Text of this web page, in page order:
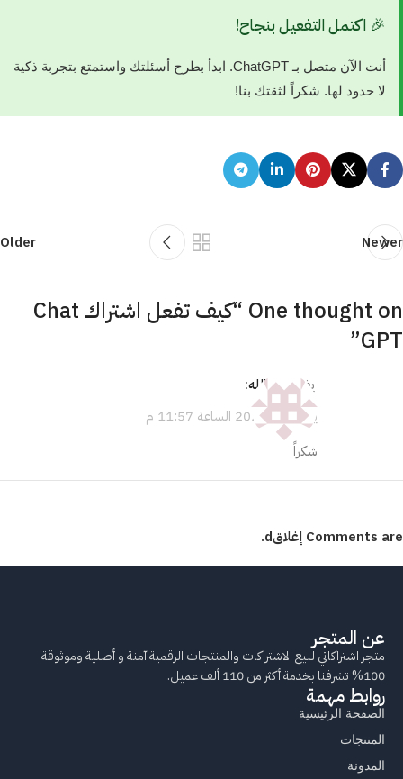
🎉 اكتمل التفعيل بنجاح!
أنت الآن متصل بـ ChatGPT. ابدأ بطرح أسئلتك واستمتع بتجربة ذكية
لا حدود لها. شكراً لثقتك بنا!
Newer
Older
One thought on “
كيف تفعل اشتراك Chat
GPT
”
يقولعبدالله:
يونيو 17, 2026 الساعة 11:57 م
شكراً
Comments are إغلاقd.
عن المتجر
متجر اشتراكاتي لبيع الاشتراكات والمنتجات الرقمية آمنة و أصلية وموثوقة
100% تشرفنا بخدمة أكثر من 110 ألف عميل.
روابط مهمة
الصفحة الرئيسية
المنتجات
المدونة